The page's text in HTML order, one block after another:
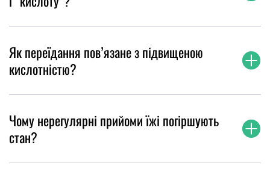
Як переїдання пов’язане з підвищеною
кислотністю?
Чому нерегулярні прийоми їжі погіршують
стан?